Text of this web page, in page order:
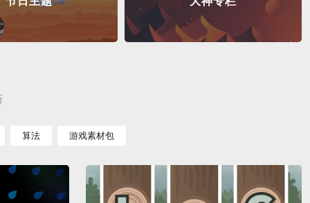
算法 游戏素材包